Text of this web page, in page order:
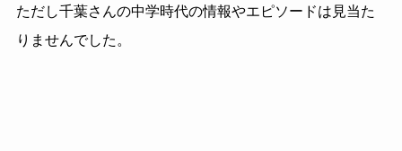
ただし千葉さんの中学時代の情報やエピソードは見当た
りませんでした。